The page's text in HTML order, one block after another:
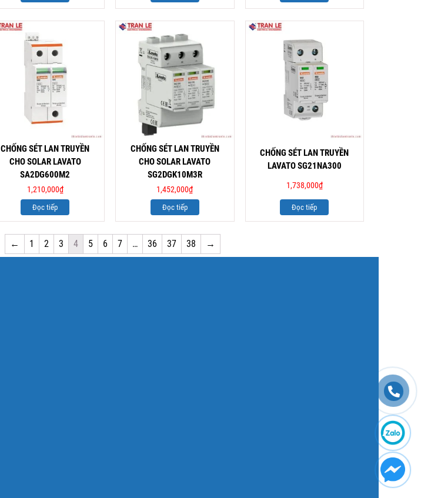
CHỐNG SÉT LAN TRUYỀN
CHO SOLAR LAVATO
SA2DG600M2
1,210,000₫
Đọc tiếp
CHỐNG SÉT LAN TRUYỀN
CHO SOLAR LAVATO
SG2DGK10M3R
1,452,000₫
Đọc tiếp
CHỐNG SÉT LAN TRUYỀN
LAVATO SG21NA300
1,738,000₫
Đọc tiếp
← 1 2 3 4 5 6 7 … 36 37 38 →